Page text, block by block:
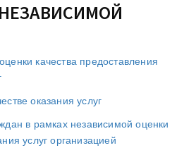
качества предоставления
оказания услуг
в рамках независимой оценки
услуг организацией